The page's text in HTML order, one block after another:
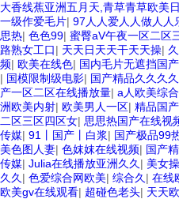
大香线蕉亚洲五月天,青草青草欧美
一级作爱毛片| 97人人爱人人做人人
思热| 色色99| 蜜臀aV午夜一区二区
路熟女工口| 天天日天天干天天操|
频| 欧美在线色| 国内毛片无遮挡国产
| 国模限制级电影| 国产精品久久久
产一区二区在线播放量| a人欧美综
洲欧美内射| 欧美男人一区| 精品国
二区三区四区女| 思思热国产在线视
传媒| 91丨国产丨白浆| 国产极品99
美色图人妻| 色妺妺在线视频| 国产
传媒| Julia在线播放亚洲久久 | 美女
久久 | 色爱综合网欧美| 综合久 | 在线
欧美gv在线观看| 超碰色老头| 天天